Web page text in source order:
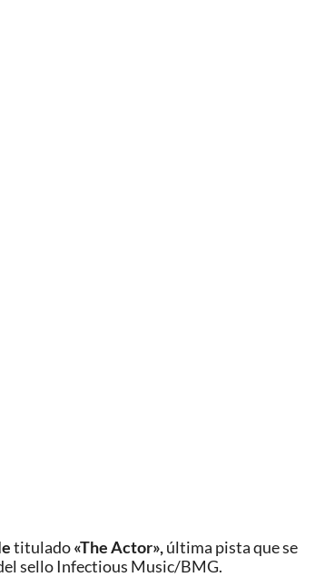
titulado«The Actor»,última pista que se
sello Infectious Music/BMG.